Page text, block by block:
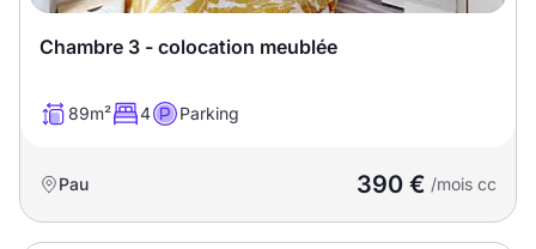
Chambre 3 - colocation meublée
89m² 4 Parking
Pau 390 € /mois cc